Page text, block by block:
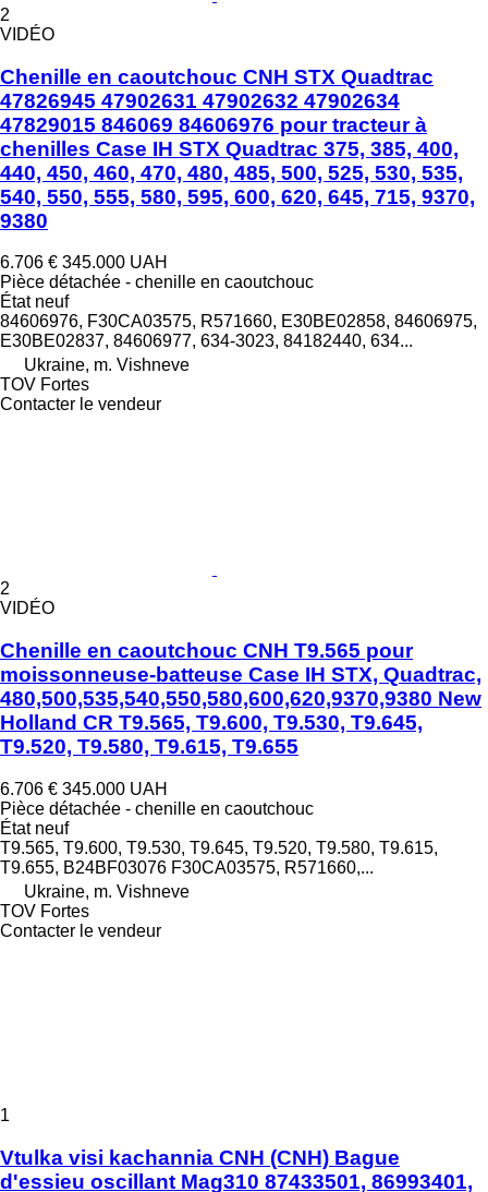
2
VIDÉO
Chenille en caoutchouc CNH STX Quadtrac
47826945 47902631 47902632 47902634
47829015 846069 84606976 pour tracteur à
chenilles Case IH STX Quadtrac 375, 385, 400,
440, 450, 460, 470, 480, 485, 500, 525, 530, 535,
540, 550, 555, 580, 595, 600, 620, 645, 715, 9370,
9380
6.706 € 345.000 UAH
Pièce détachée - chenille en caoutchouc
Étatneuf
84606976, F30CA03575, R571660, E30BE02858, 84606975,
E30BE02837, 84606977, 634-3023, 84182440, 634...
Ukraine, m. Vishneve
TOV Fortes
Contacter le vendeur
2
VIDÉO
Chenille en caoutchouc CNH T9.565 pour
moissonneuse-batteuse Case IH STX, Quadtrac,
480,500,535,540,550,580,600,620,9370,9380 New
Holland CR T9.565, T9.600, T9.530, T9.645,
T9.520, T9.580, T9.615, T9.655
6.706 € 345.000 UAH
Pièce détachée - chenille en caoutchouc
Étatneuf
T9.565, T9.600, T9.530, T9.645, T9.520, T9.580, T9.615,
T9.655, B24BF03076 F30CA03575, R571660,...
Ukraine, m. Vishneve
TOV Fortes
Contacter le vendeur
1
Vtulka visi kachannia CNH (CNH) Bague
d'essieu oscillant Mag310 87433501, 86993401,